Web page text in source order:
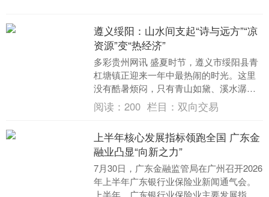
遵义绥阳：山水间支起“诗与远方”“凉
资源”变“热经济”
多彩贵州网讯 盛夏时节，遵义市绥阳县青
杠塘镇正迎来一年中最热闹的时光。这里
没有酷暑烦闷，只有青山如黛、溪水潺
潺。凭借得天独厚的“清凉资源”与“玻璃
水”美景，青杠....
阅读： 200 栏目： 双向交易
上半年核心发展指标领跑全国 广东金
融业凸显“向新之力”
7月30日，广东金融监管局在广州召开2026
年上半年广东银行业保险业新闻通气会。
上半年，广东银行业保险业主要发展指标